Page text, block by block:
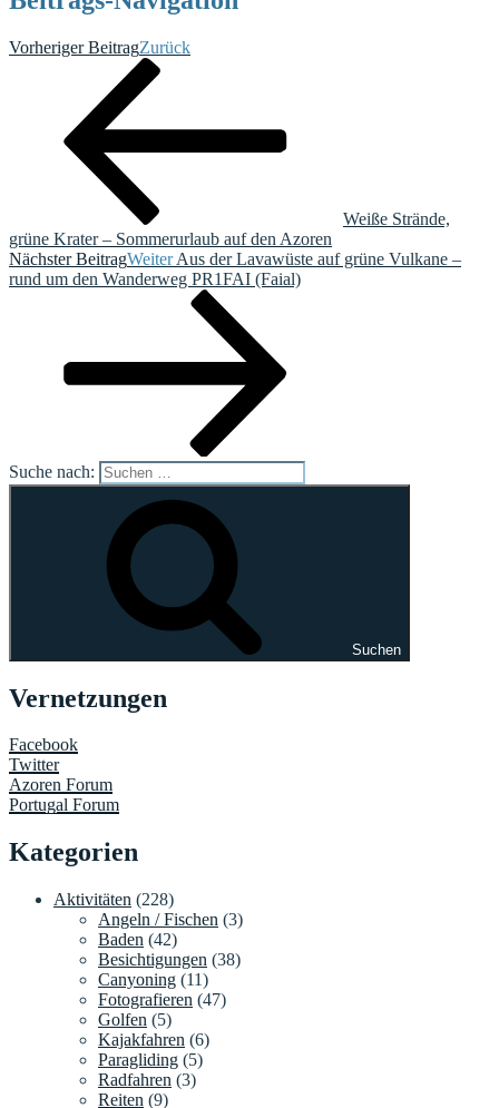
Vorheriger BeitragZurück
Weiße Strände,
grüne Krater – Sommerurlaub auf den Azoren
Nächster BeitragWeiter Aus der Lavawüste auf grüne Vulkane –
rund um den Wanderweg PR1FAI (Faial)
Suche nach:
Suchen
Vernetzungen
Facebook
Twitter
Azoren Forum
Portugal Forum
Kategorien
Aktivitäten (228)
Angeln / Fischen (3)
Baden (42)
Besichtigungen (38)
Canyoning (11)
Fotografieren (47)
Golfen (5)
Kajakfahren (6)
Paragliding (5)
Radfahren (3)
Reiten (9)